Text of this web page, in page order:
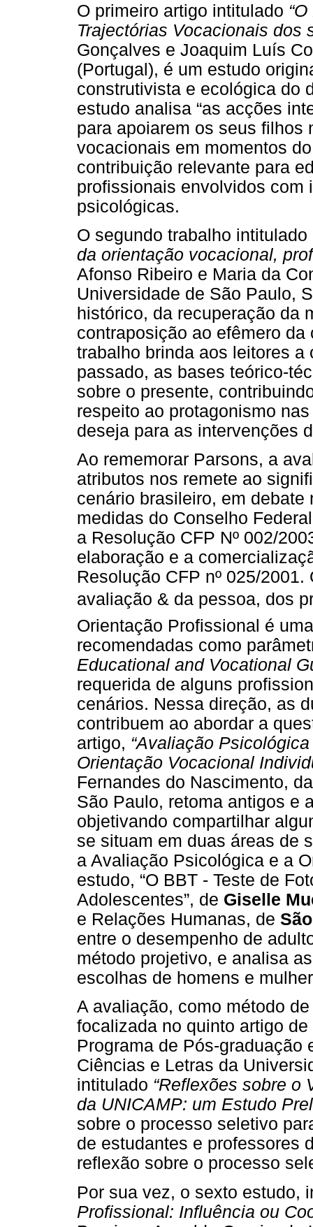
O primeiro artigo intitulado
Trajectórias Vocacionais dos
Gonçalves e Joaquim Luís
(Portugal), é um estudo
construtivista e ecológica do
estudo analisa “as acções
para apoiarem os seus filhos
vocacionais em momentos
contribuição relevante para
profissionais envolvidos com
psicológicas.
O segundo trabalho intitulado
da orientação vocacional,
Afonso Ribeiro e Maria da
Universidade de São Paulo,
histórico, da recuperação da
contraposição ao efêmero
trabalho brinda aos leitores a
passado, as bases teórico-
sobre o presente,
respeito ao protagonismo
deseja para as intervenções
Ao rememorar Parsons, a
atributos nos remete ao
cenário brasileiro, em
medidas do Conselho
a Resolução CFP Nº 002/
elaboração e a
Resolução CFP nº 025/
avaliação & da pessoa, dos
Orientação Profissional é
recomendadas como
Educational and Vocational
requerida de alguns
cenários. Nessa direção, as
contribuem ao abordar a
artigo, “Avaliação
Orientação Vocacional
Fernandes do Nascimento,
São Paulo, retoma antigos e
objetivando compartilhar
se situam em duas áreas de
a Avaliação Psicológica e a
estudo, “O BBT - Teste de
Adolescentes”, de Giselle
e Relações Humanas, de
entre o desempenho de
método projetivo, e analisa
escolhas de homens e
A avaliação, como método
focalizada no quinto artigo
Programa de Pós-
Ciências e Letras da
intitulado “Reflexões sobre o
da UNICAMP: um Estudo
sobre o processo seletivo
de estudantes e professores
reflexão sobre o processo
Por sua vez, o sexto estudo,
Profissional: Influência ou